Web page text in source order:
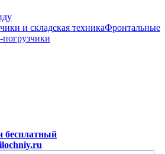
и складская техникаФронтальные
бесплатный